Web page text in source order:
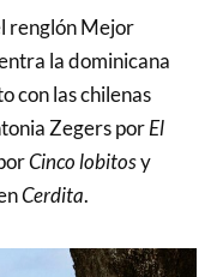
renglón Mejor
la dominicana
con las chilenas
Zegers porEl
Cinco lobitosy
Cerdita.